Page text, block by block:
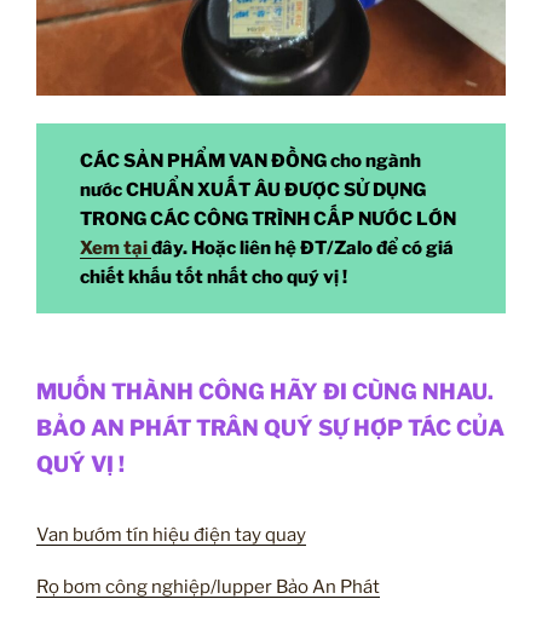
CÁC SẢN PHẨM VAN ĐỒNG cho ngành
nước CHUẨN XUẤT ÂU ĐƯỢC SỬ DỤNG
TRONG CÁC CÔNG TRÌNH CẤP NƯỚC LỚN
Xem tạiđây. Hoặc liên hệ ĐT/Zalo để có giá
chiết khấu tốt nhất cho quý vị !
MUỐN THÀNH CÔNG HÃY ĐI CÙNG NHAU.
BẢO AN PHÁT TRÂN QUÝ SỰ HỢP TÁC CỦA
QUÝ VỊ !
Van bướm tín hiệu điện tay quay
Rọ bơm công nghiệp/lupper Bảo An Phát